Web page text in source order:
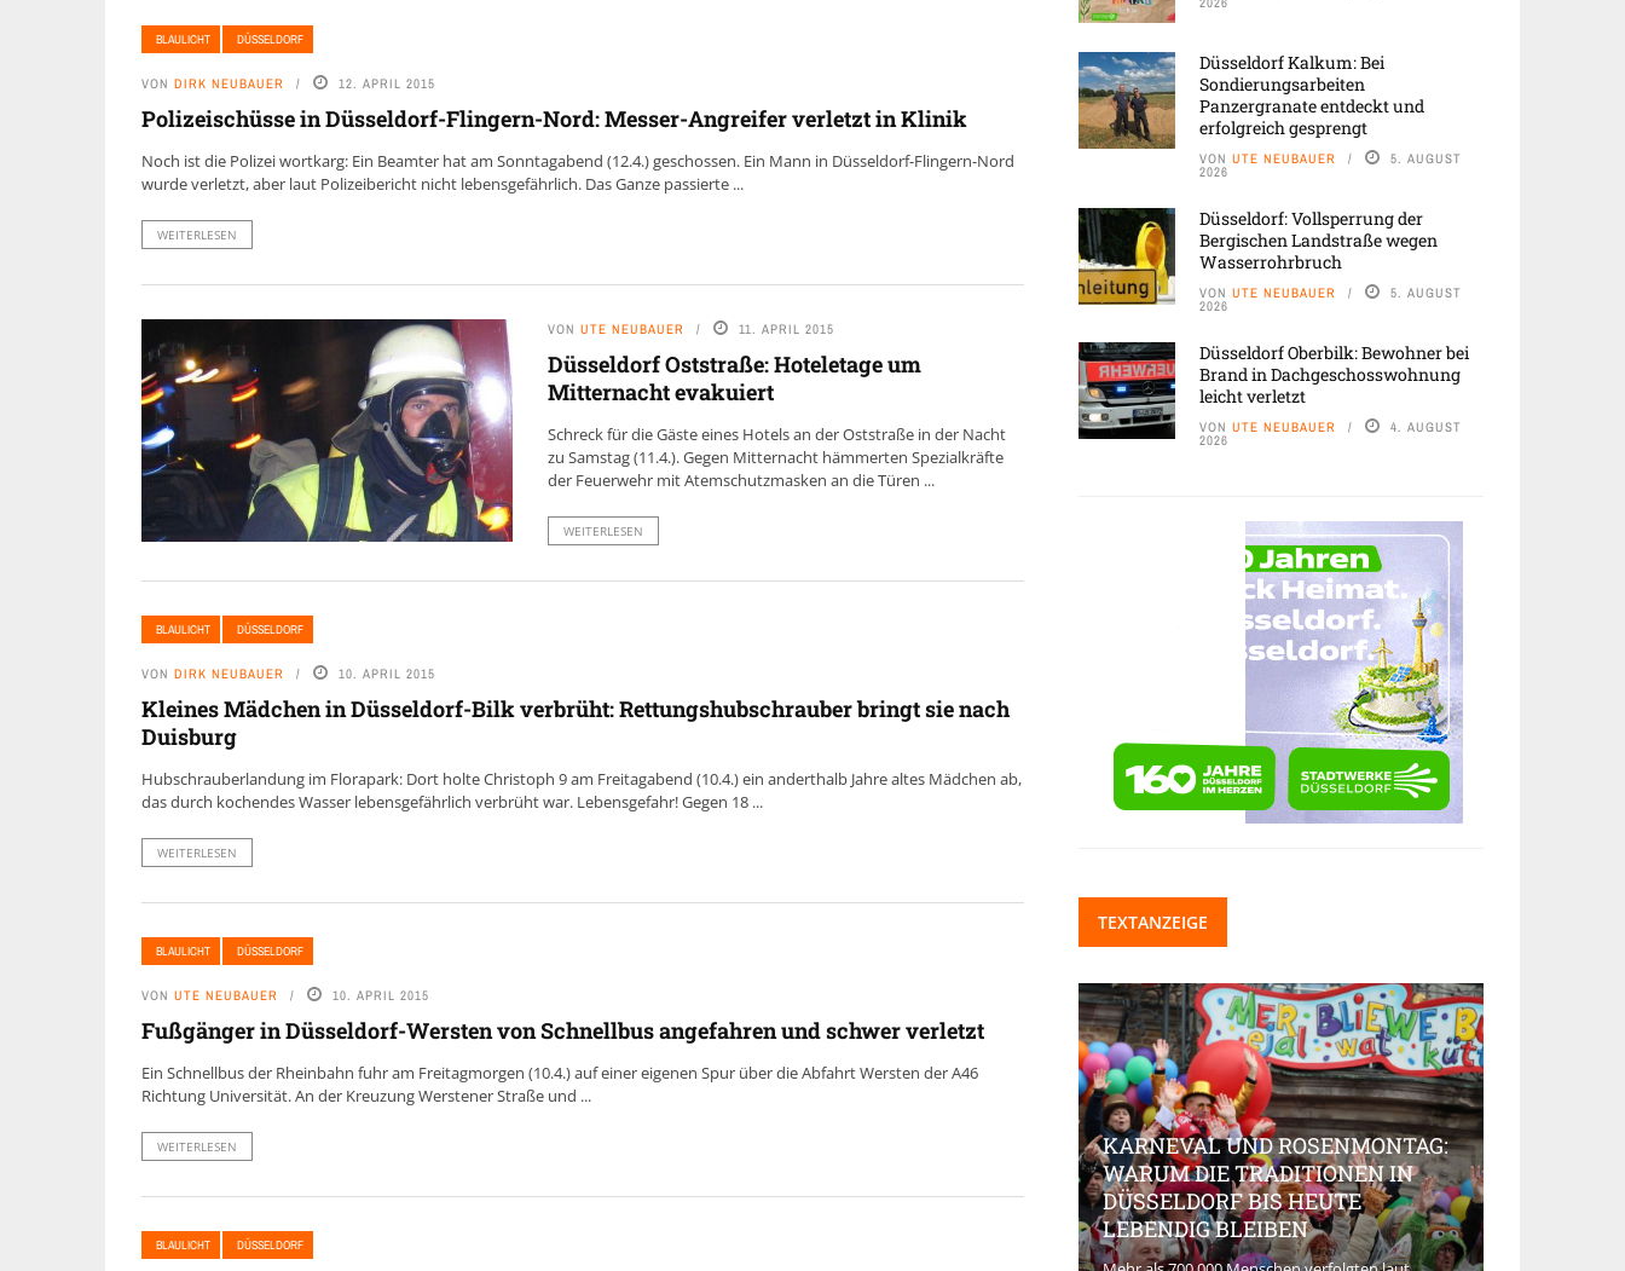
BLAULICHT DÜSSELDORF
VON DIRK NEUBAUER 12. APRIL 2015
Polizeischüsse in Düsseldorf-Flingern-Nord: Messer-Angreifer verletzt in Klinik
Noch ist die Polizei wortkarg: Ein Beamter hat am Sonntagabend (12.4.) geschossen. Ein Mann in Düsseldorf-Flingern-Nord
wurde verletzt, aber laut Polizeibericht nicht lebensgefährlich. Das Ganze passierte ...
WEITERLESEN
VON UTE NEUBAUER 11. APRIL 2015
Düsseldorf Oststraße: Hoteletage um
Mitternacht evakuiert
Schreck für die Gäste eines Hotels an der Oststraße in der Nacht
zu Samstag (11.4.). Gegen Mitternacht hämmerten Spezialkräfte
der Feuerwehr mit Atemschutzmasken an die Türen ...
WEITERLESEN
BLAULICHT DÜSSELDORF
VON DIRK NEUBAUER 10. APRIL 2015
Kleines Mädchen in Düsseldorf-Bilk verbrüht: Rettungshubschrauber bringt sie nach
Duisburg
Hubschrauberlandung im Florapark: Dort holte Christoph 9 am Freitagabend (10.4.) ein anderthalb Jahre altes Mädchen ab,
das durch kochendes Wasser lebensgefährlich verbrüht war. Lebensgefahr! Gegen 18 ...
WEITERLESEN
BLAULICHT DÜSSELDORF
VON UTE NEUBAUER 10. APRIL 2015
Fußgänger in Düsseldorf-Wersten von Schnellbus angefahren und schwer verletzt
Ein Schnellbus der Rheinbahn fuhr am Freitagmorgen (10.4.) auf einer eigenen Spur über die Abfahrt Wersten der A46
Richtung Universität. An der Kreuzung Werstener Straße und ...
WEITERLESEN
BLAULICHT DÜSSELDORF
Düsseldorf Kalkum: Bei
Sondierungsarbeiten
Panzergranate entdeckt und
erfolgreich gesprengt
VON UTE NEUBAUER 5. AUGUST
2026
Düsseldorf: Vollsperrung der
Bergischen Landstraße wegen
Wasserrohrbruch
VON UTE NEUBAUER 5. AUGUST
2026
Düsseldorf Oberbilk: Bewohner bei
Brand in Dachgeschosswohnung
leicht verletzt
VON UTE NEUBAUER 4. AUGUST
2026
TEXTANZEIGE
KUNSTSTOFFFENSTER DEN
KARNEVAL UND ROSENMONTAG:
WARUM DIE TRADITIONEN IN
DÜSSELDORF BIS HEUTE
LEBENDIG BLEIBEN